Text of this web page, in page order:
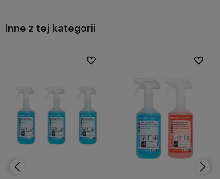
Inne z tej kategorii
Do ulubionych
Do ulubionych Do
Do